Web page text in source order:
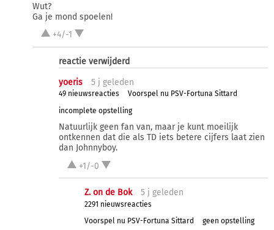
Wut?
Ga je mond spoelen!
+4/-1
reactie verwijderd
yoeris 5 j geleden
49 nieuwsreacties
Voorspel nu PSV-Fortuna Sittard
incomplete opstelling
Natuurlijk geen fan van, maar je kunt moeilijk
ontkennen dat die als TD iets betere cijfers laat zien
dan Johnnyboy.
+1/-0
Z. on de Bok 5 j geleden
2291 nieuwsreacties
Voorspel nu PSV-Fortuna Sittard
geen opstelling